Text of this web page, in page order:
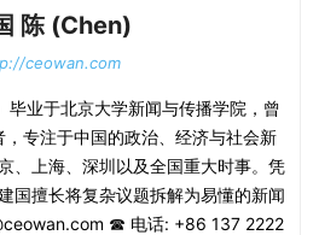
陈 (Chen)
ceowan.com
业于北京大学新闻与传播学院，曾
专注于中国的政治、经济与社会新
、上海、深圳以及全国重大时事。凭
国擅长将复杂议题拆解为易懂的新闻
☎ 电话: +86 137 2222